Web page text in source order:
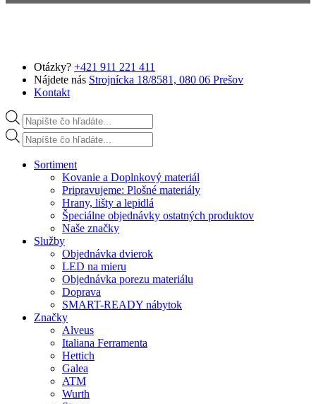
Otázky? +421 911 221 411
Nájdete nás Strojnícka 18/8581, 080 06 Prešov
Kontakt
Products search
Products search
Sortiment
Kovanie a Doplnkový materiál
Pripravujeme: Plošné materiály
Hrany, lišty a lepidlá
Špeciálne objednávky ostatných produktov
Naše značky
Služby
Objednávka dvierok
LED na mieru
Objednávka porezu materiálu
Doprava
SMART-READY nábytok
Značky
Alveus
Italiana Ferramenta
Hettich
Galea
ATM
Wurth